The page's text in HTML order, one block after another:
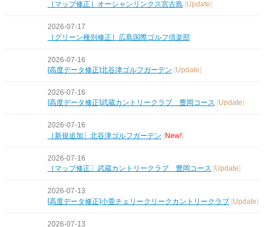
［マップ修正］オーシャンリンクス宮古島 [Update]
2026-07-17
［グリーン種別修正］広島国際ゴルフ倶楽部
2026-07-16
[高度データ修正]北谷津ゴルフガーデン [Update]
2026-07-16
[高度データ修正]武蔵カントリークラブ 豊岡コース
Update
2026-07-16
［新規追加〕北谷津ゴルフガーデン [New!]
2026-07-16
［マップ修正〕武蔵カントリークラブ 豊岡コース
Update
2026-07-13
[高度データ修正]小萱チェリークリークカントリークラブ [Update]
2026-07-13